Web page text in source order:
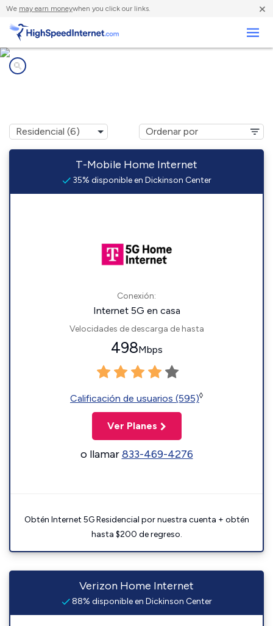
We may earn moneywhen you click our links. ×
T-Mobile Home Internet
35% disponible en Dickinson Center
Conexión:
Internet 5G en casa
Velocidades de descarga de hasta
498Mbps
Calificación de usuarios (595)◊
Ver Planes
o llamar833-469-4276
Obtén Internet 5G Residencial por nuestra cuenta + obtén
hasta $200 de regreso.
Verizon Home Internet
88% disponible en Dickinson Center